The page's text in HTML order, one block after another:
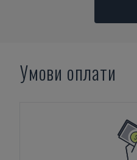
Умови оплати